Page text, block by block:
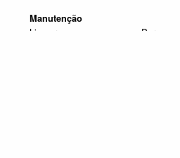
Manutenção
Limpar com um pano seco. Para